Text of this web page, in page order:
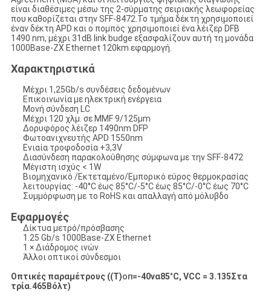
είναι διαθέσιμες μέσω της 2-σύρματης σειριακής λεωφορείας
που καθορίζεται στην SFF-8472.Το τμήμα δέκτη χρησιμοποιεί
έναν δέκτη APD και ο πομπός χρησιμοποιεί ένα λέιζερ DFB
1490 nm, μέχρι 31dB link budge εξασφαλίζουν αυτή τη μονάδα
1000Base-ZX Ethernet 120km εφαρμογή.
Χαρακτηριστικά
Μέχρι 1,25Gb/s συνδέσεις δεδομένων
Επικοινωνία με ηλεκτρική ενέργεια
Μονή σύνδεση LC
Μέχρι 120 χλμ. σε MMF 9/125μm
Δορυφόρος λέιζερ 1490nm DFP
Φωτοανιχνευτής APD 1550nm
Ενιαία τροφοδοσία +3,3V
Διασύνδεση παρακολούθησης σύμφωνα με την SFF-8472
Μέγιστη ισχύς < 1W
Βιομηχανικό /Εκτεταμένο/Εμπορικό εύρος θερμοκρασίας
λειτουργίας: -40°C έως 85°C/-5°C έως 85°C/-0°C έως 70°C
Συμμόρφωση με το RoHS και απαλλαγή από μόλυβδο
Εφαρμογές
Δίκτυα μετρό/πρόσβασης
1.25 Gb/s 1000Base-ZX Ethernet
1 × Διάδρομος ινών
Άλλοι οπτικοί σύνδεσμοι
Οπτικές παραμέτρους ((T)ΟΠ=-40να85°C, VCC = 3.135Στα
τρία.465 Βόλτ)